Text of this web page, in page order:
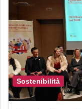
Sostenibilità